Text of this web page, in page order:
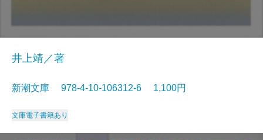
井上靖／著
新潮文庫 978-4-10-106312-6 1,100円
文庫電子書籍あり